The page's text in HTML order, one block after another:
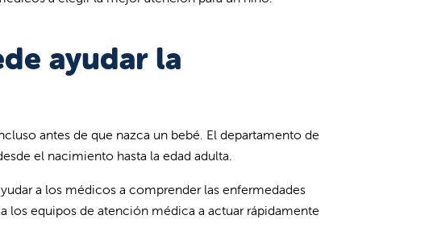
ayudar la
antes de que nazca un bebé. El departamento de
el nacimiento hasta la edad adulta.
a los médicos a comprender las enfermedades
los equipos de atención médica a actuar rápidamente